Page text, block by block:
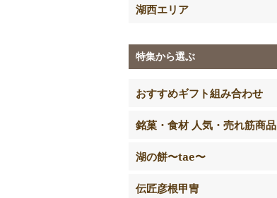
湖西エリア
特集から選ぶ
おすすめギフト組み合わせ
銘菓・食材 人気・売れ筋商品
湖の餅〜tae〜
伝匠彦根甲冑